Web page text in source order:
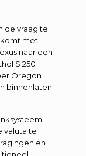
de vraag te
met
naar een
$ 250
Oregon
binnenlaten
valuta te
en